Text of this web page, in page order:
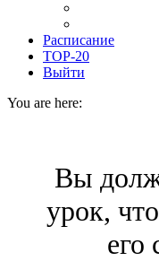
Расписание
TOP-20
Выйти
You are here:
Вы
урок,
его